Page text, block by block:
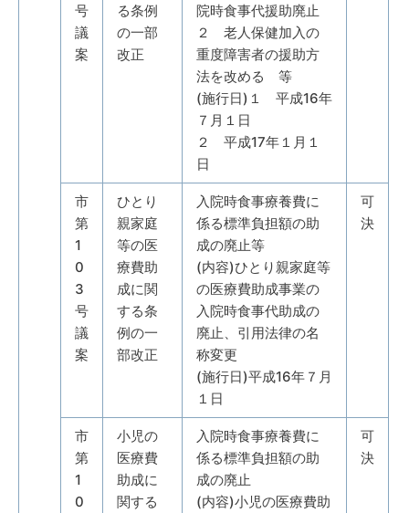
号
議
案
る条例
の一部
改正
院時食事代援助廃止
２ 老人保健加入の
重度障害者の援助方
法を改める 等
(施行日)１ 平成16年
７月１日
２ 平成17年１月１
日
市
第
1
0
3
号
議
案
ひとり
親家庭
等の医
療費助
成に関
する条
例の一
部改正
入院時食事療養費に
係る標準負担額の助
成の廃止等
(内容)ひとり親家庭等
の医療費助成事業の
入院時食事代助成の
廃止、引用法律の名
称変更
(施行日)平成16年７月
１日
可
決
市
第
1
0
小児の
医療費
助成に
関する
入院時食事療養費に
係る標準負担額の助
成の廃止
(内容)小児の医療費助
可
決